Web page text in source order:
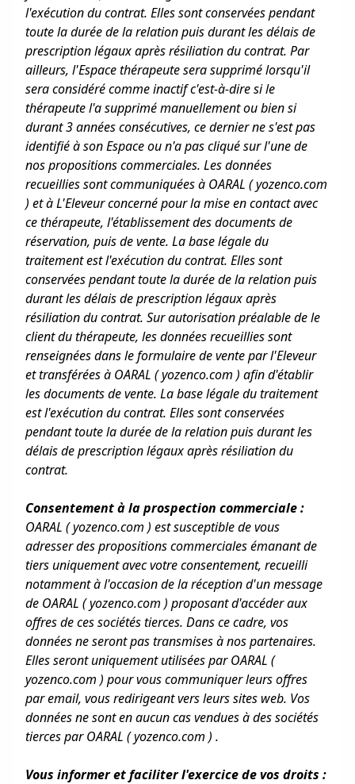
l'exécution du contrat. Elles sont conservées pendant
toute la durée de la relation puis durant les délais de
prescription légaux après résiliation du contrat. Par
ailleurs, l'Espace thérapeute sera supprimé lorsqu'il
sera considéré comme inactif c'est-à-dire si le
thérapeute l'a supprimé manuellement ou bien si
durant 3 années consécutives, ce dernier ne s'est pas
identifié à son Espace ou n'a pas cliqué sur l'une de
nos propositions commerciales. Les données
recueillies sont communiquées à OARAL ( yozenco.com
) et à L'Eleveur concerné pour la mise en contact avec
ce thérapeute, l'établissement des documents de
réservation, puis de vente. La base légale du
traitement est l'exécution du contrat. Elles sont
conservées pendant toute la durée de la relation puis
durant les délais de prescription légaux après
résiliation du contrat. Sur autorisation préalable de le
client du thérapeute, les données recueillies sont
renseignées dans le formulaire de vente par l'Eleveur
et transférées à OARAL ( yozenco.com ) afin d'établir
les documents de vente. La base légale du traitement
est l'exécution du contrat. Elles sont conservées
pendant toute la durée de la relation puis durant les
délais de prescription légaux après résiliation du
contrat.
Consentement à la prospection commerciale :
OARAL ( yozenco.com ) est susceptible de vous
adresser des propositions commerciales émanant de
tiers uniquement avec votre consentement, recueilli
notamment à l'occasion de la réception d'un message
de OARAL ( yozenco.com ) proposant d'accéder aux
offres de ces sociétés tierces. Dans ce cadre, vos
données ne seront pas transmises à nos partenaires.
Elles seront uniquement utilisées par OARAL (
yozenco.com ) pour vous communiquer leurs offres
par email, vous redirigeant vers leurs sites web. Vos
données ne sont en aucun cas vendues à des sociétés
tierces par OARAL ( yozenco.com ) .
Vous informer et faciliter l'exercice de vos droits :